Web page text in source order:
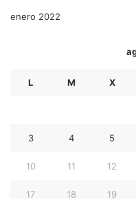
enero 2022
L M X
3 4 5
10 11 12
17 18 19